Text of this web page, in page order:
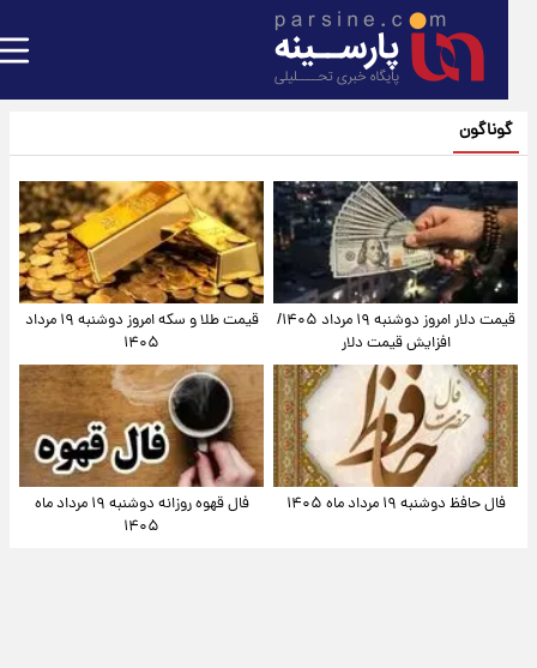
گوناگون
قیمت دلار امروز دوشنبه ۱۹ مرداد ۱۴۰۵/
افزایش قیمت دلار
قیمت طلا و سکه امروز دوشنبه ۱۹ مرداد
۱۴۰۵
فال حافظ دوشنبه ۱۹ مرداد ماه ۱۴۰۵
فال قهوه روزانه دوشنبه ۱۹ مرداد ماه
۱۴۰۵